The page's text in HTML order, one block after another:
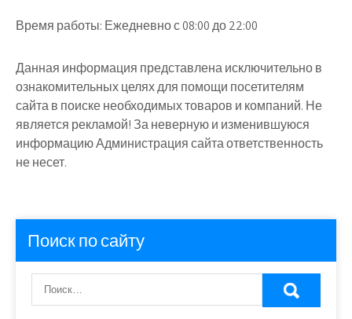
Время работы: Ежедневно с 08:00 до 22:00
Данная информация представлена исключительно в
ознакомительных целях для помощи посетителям
сайта в поиске необходимых товаров и компаний. Не
является рекламой! За неверную и изменившуюся
информацию Администрация сайта ответственность
не несет.
Поиск по сайту